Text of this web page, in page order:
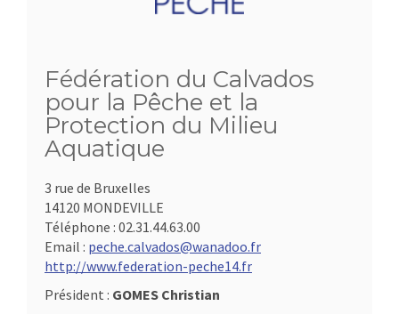
Fédération du Calvados
pour la Pêche et la
Protection du Milieu
Aquatique
3 rue de Bruxelles
14120 MONDEVILLE
Téléphone : 02.31.44.63.00
Email : peche.calvados@wanadoo.fr
http://www.federation-peche14.fr
Président : GOMES Christian